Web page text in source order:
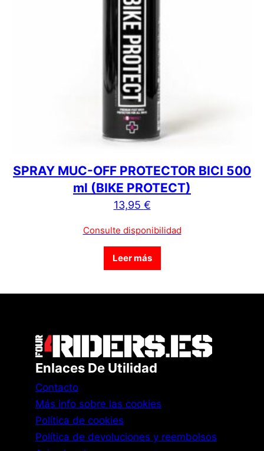
SPRAY MUC-OFF PROTECTOR BICI 500
ml (BIKE PROTECT)
13,95 €
Consulte disponibilidad
Leer más
Enlaces De Utilidad
Contacto
Más info sobre las cookies
Política de cookies
Política de devoluciones y reembolsos